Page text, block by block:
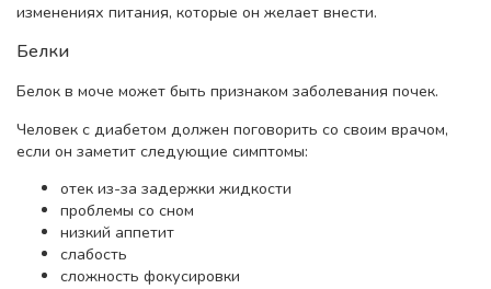
изменениях питания, которые он желает внести.
Белки
Белок в моче может быть признаком заболевания почек.
Человек с диабетом должен поговорить со своим врачом,
если он заметит следующие симптомы:
отек из-за задержки жидкости
проблемы со сном
низкий аппетит
слабость
сложность фокусировки